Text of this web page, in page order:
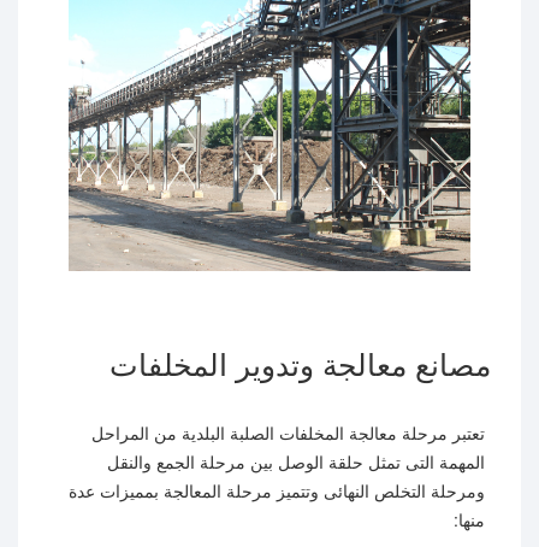
مصانع معالجة وتدوير المخلفات
تعتبر مرحلة معالجة المخلفات الصلبة البلدية من المراحل
المهمة التى تمثل حلقة الوصل بين مرحلة الجمع والنقل
ومرحلة التخلص النهائى وتتميز مرحلة المعالجة بمميزات عدة
منها: